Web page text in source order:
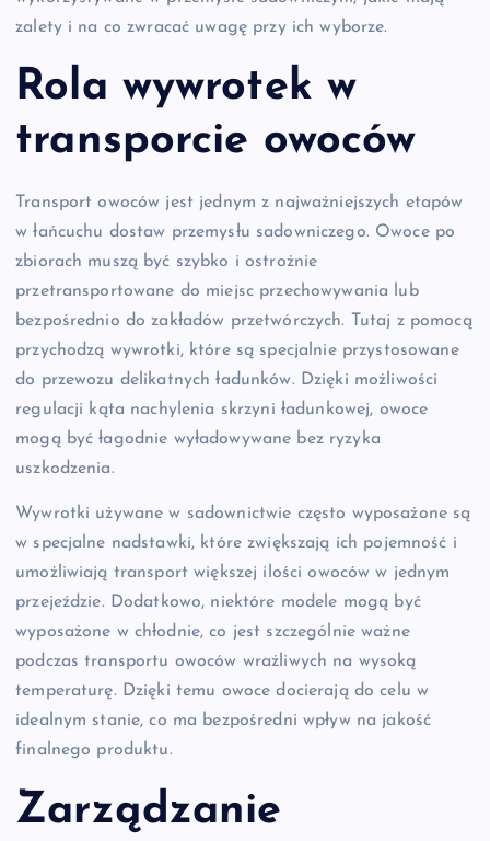
zalety i na co zwracać uwagę przy ich wyborze.
Rola wywrotek w
transporcie owoców
Transport owoców jest jednym z najważniejszych etapów
w łańcuchu dostaw przemysłu sadowniczego. Owoce po
zbiorach muszą być szybko i ostrożnie
przetransportowane do miejsc przechowywania lub
bezpośrednio do zakładów przetwórczych. Tutaj z pomocą
przychodzą wywrotki, które są specjalnie przystosowane
do przewozu delikatnych ładunków. Dzięki możliwości
regulacji kąta nachylenia skrzyni ładunkowej, owoce
mogą być łagodnie wyładowywane bez ryzyka
uszkodzenia.
Wywrotki używane w sadownictwie często wyposażone są
w specjalne nadstawki, które zwiększają ich pojemność i
umożliwiają transport większej ilości owoców w jednym
przejeździe. Dodatkowo, niektóre modele mogą być
wyposażone w chłodnie, co jest szczególnie ważne
podczas transportu owoców wrażliwych na wysoką
temperaturę. Dzięki temu owoce docierają do celu w
idealnym stanie, co ma bezpośredni wpływ na jakość
finalnego produktu.
Zarządzanie